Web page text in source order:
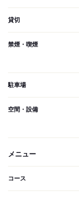
貸切
禁煙・喫煙
駐車場
空間・設備
メニュー
コース